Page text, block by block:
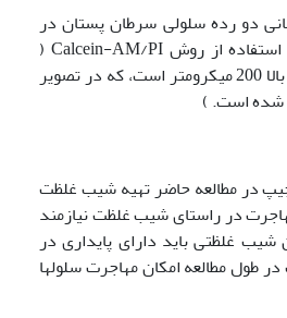
مانی دو رده سلولی سرطان پستان در
چیپ میکروفلوئیدیک با استفاده از روش Calcein-AM/PI (
بزرگنمایی تمامی تصاویر بالا 200 میکرومتر است، که در تصویر
شده است. )
در مطالعه حاضر تهیه شیب غلظت
در راستای شیب غلظت نیازمند
غلظتی باید دارای پایداری در
طول مطالعه امکان مهاجرت سلولها